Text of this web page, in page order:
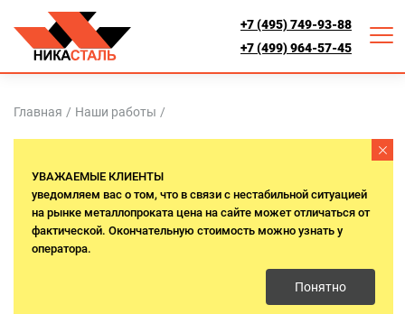
+7 (495) 749-93-88
+7 (499) 964-57-45
Главная / Наши работы /
ФОТО МЕТАЛЛИЧЕСКИХ ЛЮКОВ
Все Противопожарные Ревизионные
УВАЖАЕМЫЕ КЛИЕНТЫ
уведомляем вас о том, что в связи с нестабильной ситуацией
на рынке металлопроката цена на сайте может отличаться от
фактической. Окончательную стоимость можно узнать у
оператора.
Понятно